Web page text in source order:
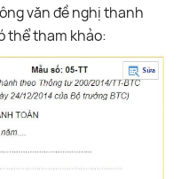
văn đề nghị thanh
thể tham khảo: